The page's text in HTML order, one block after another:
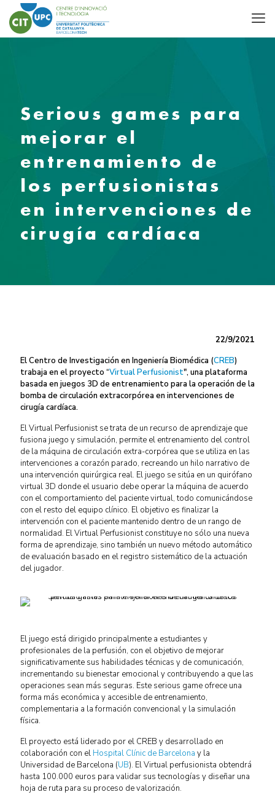
Serious games para
mejorar el
entrenamiento de
los perfusionistas
en intervenciones de
cirugía cardíaca
22/9/2021
El Centro de Investigación en Ingeniería Biomédica (CREB)
trabaja en el proyecto “Virtual Perfusionist", una plataforma
basada en juegos 3D de entrenamiento para la operación de la
bomba de circulación extracorpórea en intervenciones de
cirugía cardíaca.
El Virtual Perfusionist se trata de un recurso de aprendizaje que
fusiona juego y simulación, permite el entrenamiento del control
de la máquina de circulación extra-corpórea que se utiliza en las
intervenciones a corazón parado, recreando un hilo narrativo de
una intervención quirúrgica real. El juego se sitúa en un quirófano
virtual 3D donde el usuario debe operar la máquina de acuerdo
con el comportamiento del paciente virtual, todo comunicándose
con el resto del equipo clínico. El objetivo es finalizar la
intervención con el paciente mantenido dentro de un rango de
normalidad. El Virtual Perfusionist constituye no sólo una nueva
forma de aprendizaje, sino también un nuevo método automático
de evaluación basado en el registro sistemático de la actuación
del jugador.
El juego está dirigido principalmente a estudiantes y
profesionales de la perfusión, con el objetivo de mejorar
significativamente sus habilidades técnicas y de comunicación,
incrementando su bienestar emocional y contribuyendo a que las
operaciones sean más seguras. Este serious game ofrece una
forma más económica y accesible de entrenamiento,
complementaria a la formación convencional y la simulación
física.
El proyecto está liderado por el CREB y desarrollado en
colaboración con el Hospital Clínic de Barcelona y la
Universidad de Barcelona (UB). El Virtual perfusionista obtendrá
hasta 100.000 euros para validar sus tecnologías y diseñar una
hoja de ruta para su proceso de valorización.